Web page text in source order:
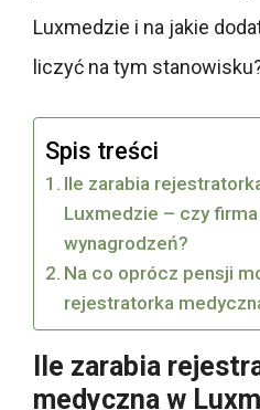
Luxmedzie i na jakie
liczyć na tym
Spis treści
Ile zarabia
Luxmedzie – czy
wynagrodzeń?
Na co oprócz pensji
rejestratorka
Ile zarabia
medyczna w